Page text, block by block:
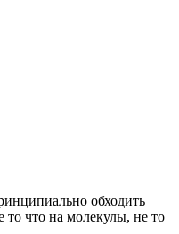
обходить
что на молекулы, не то